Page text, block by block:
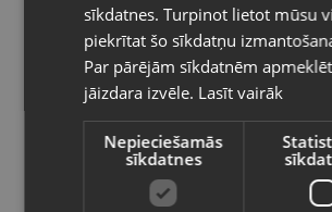
162.00€
/mēn.
Pasūtījumi tiks
izvēlēto valsti
Vietnes saturs būs attēlots
valodā
Valsts
sīkdatnes. Turpinot lietot mūsu
piekrītat šo sīkdatņu
Par pārējām sīkdatnēm
jāizdara izvēle. Lasīt vairāk
Nepieciešamās
sīkdatnes